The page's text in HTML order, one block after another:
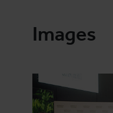
Images